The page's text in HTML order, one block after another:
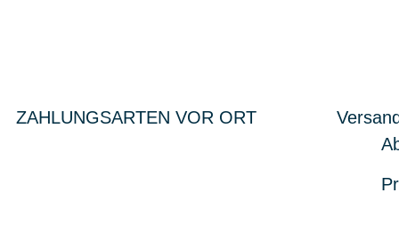
ZAHLUNGSARTEN VOR ORT